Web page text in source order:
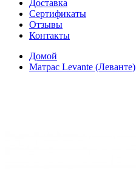
Доставка
Сертификаты
Отзывы
Контакты
Домой
Матрас Levante (Леванте)